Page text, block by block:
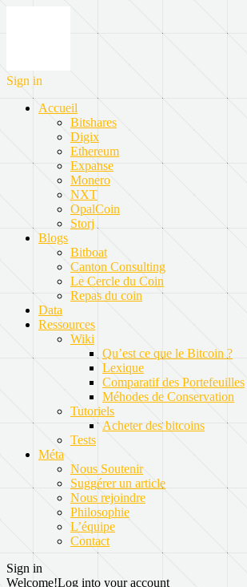
Sign in
Accueil
Bitshares
Digix
Ethereum
Expanse
Monero
NXT
OpalCoin
Storj
Blogs
Bitboat
Canton Consulting
Le Cercle du Coin
Repas du coin
Data
Ressources
Wiki
Qu’est ce que le Bitcoin ?
Lexique
Comparatif des Portefeuilles
Méhodes de Conservation
Tutoriels
Acheter des bitcoins
Tests
Méta
Nous Soutenir
Suggérer un article
Nous rejoindre
Philosophie
L’équipe
Contact
Sign in
Welcome!Log into your account